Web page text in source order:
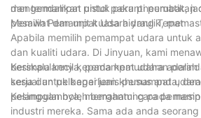
mengendalikan pistol paku pneumatik,
dan termampat untuk peranti perubatan
pesawat dan unit kuasa hidraulik,
Memilih Pemampat Udara yang Tepat
Apabila memilih pemampat udara untuk
dan kualiti udara. Di Jinyuan, kami
berskala kecil kepada kemudahan
sesuai untuk keperluan khusus anda,
Kesimpulannya, pemampat udara
kerja dan pelbagai jenis pemampat
pelanggan boleh bergantung pada
Kesimpulannya, memahami cara
industri mereka. Sama ada anda